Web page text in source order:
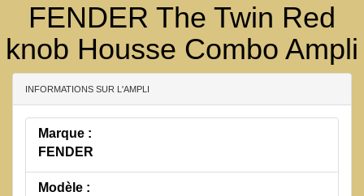
FENDER The Twin Red
knob Housse Combo Ampli
INFORMATIONS SUR L'AMPLI
Marque :
FENDER
Modèle :